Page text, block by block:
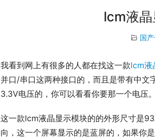
lcm液
国
我看到网上有很多的人都在找这一款lcm液
并口/串口这两种接口的，而且是带有中文
3.3V电压的，你可以看看你要那一个电压。
这一款lcm液晶显示模块的的外形尺寸是
向，这一个屏幕显示的是蓝屏的，如果你